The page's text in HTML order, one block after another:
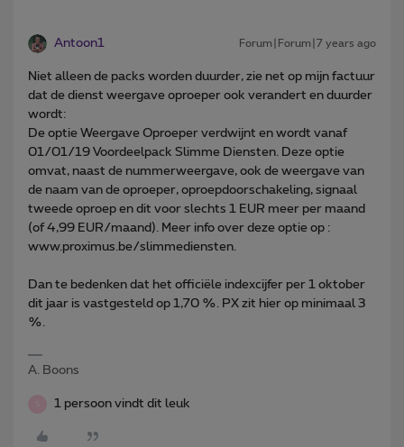
Antoon1 Forum|Forum|7 years ago
Niet alleen de packs worden duurder, zie net op mijn factuur
dat de dienst weergave oproeper ook verandert en duurder
wordt:
De optie Weergave Oproeper verdwijnt en wordt vanaf
01/01/19 Voordeelpack Slimme Diensten. Deze optie
omvat, naast de nummerweergave, ook de weergave van
de naam van de oproeper, oproepdoorschakeling, signaal
tweede oproep en dit voor slechts 1 EUR meer per maand
(of 4,99 EUR/maand). Meer info over deze optie op :
www.proximus.be/slimmediensten.
Dan te bedenken dat het officiële indexcijfer per 1 oktober
dit jaar is vastgesteld op 1,70 %. PX zit hier op minimaal 3
%.
A. Boons
1 persoon vindt dit leuk